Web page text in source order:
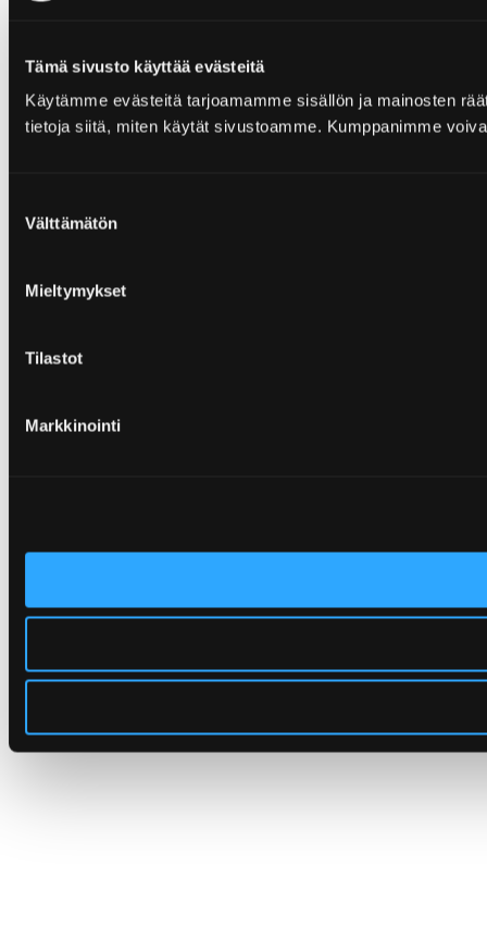
Tämä sivusto käyttää evästeitä
Käytämme evästeitä tarjoamamme sisällön ja mainosten
tietoja siitä, miten käytät sivustoamme. Kumppanimme
valinta
Välttämätön
Mieltymykset
Tilastot
Markkinointi